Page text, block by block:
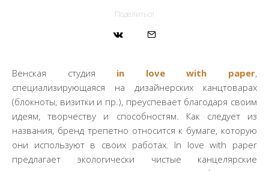
Поделиться
Венская студия in love with paper,
специализирующаяся на дизайнерских канцтоварах
(блокноты, визитки и пр.), преуспевает благодаря своим
идеям, творчеству и способностям. Как следует из
названия, бренд трепетно относится к бумаге, которую
они используют в своих работах. In love with paper
предлагает экологически чистые канцелярские